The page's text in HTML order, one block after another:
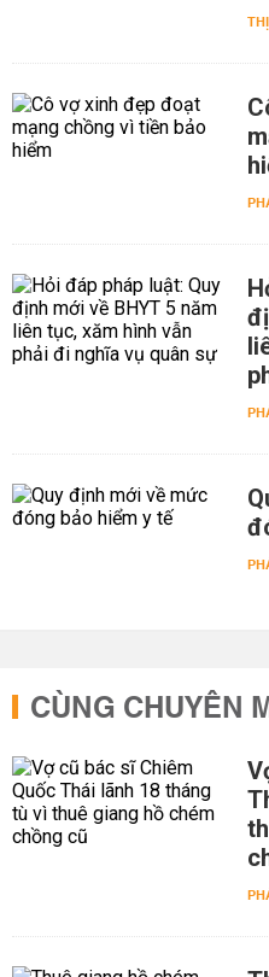
CÙNG CHUYÊN